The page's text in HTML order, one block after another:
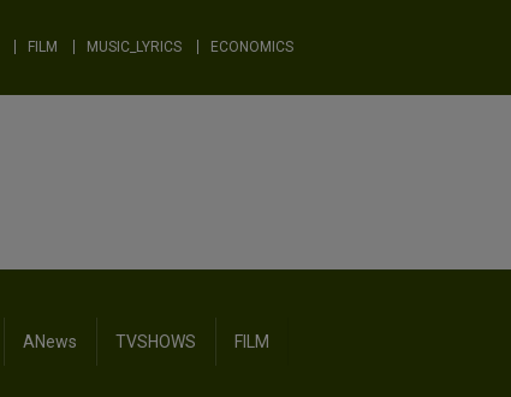
FILM MUSIC_LYRICS
ECONOMICS
ANews TVSHOWS FILM